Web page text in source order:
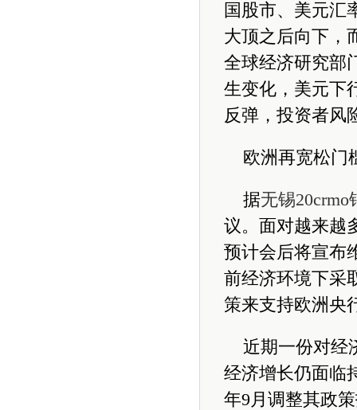
国股市、美元汇
大顶之后向下，
全球经济研究部
生变化，美元下
反弹，投资者风
欧洲再宽松门
据无锡20crmo
议。面对越来越
预计会后将宣布
前经济环境下采
策来支持欧洲央
近期一份对经
经济增长仍面临
年9月调整其政